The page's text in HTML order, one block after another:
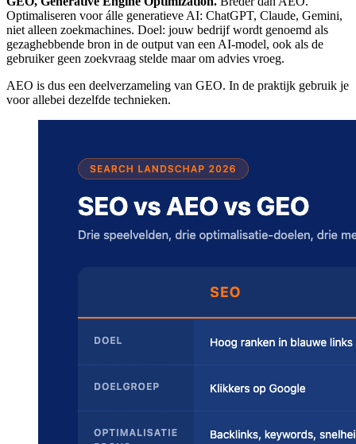
Optimaliseren voor álle generatieve AI: ChatGPT, Claude, Gemini,
niet alleen zoekmachines. Doel: jouw bedrijf wordt genoemd als
gezaghebbende bron in de output van een AI-model, ook als de
gebruiker geen zoekvraag stelde maar om advies vroeg.
AEO is dus een deelverzameling van GEO. In de praktijk gebruik je
voor allebei dezelfde technieken.